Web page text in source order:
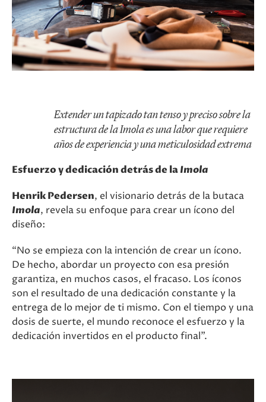
Extender un tapizado tan tenso y preciso sobre la
estructura de la Imola es una labor que requiere
años de experiencia y una meticulosidad extrema
Esfuerzo y dedicación detrás de laImola
Henrik Pedersen, el visionario detrás de la butaca
Imola, revela su enfoque para crear un ícono del
diseño:
“No se empieza con la intención de crear un ícono.
De hecho, abordar un proyecto con esa presión
garantiza, en muchos casos, el fracaso. Los íconos
son el resultado de una dedicación constante y la
entrega de lo mejor de ti mismo. Con el tiempo y una
dosis de suerte, el mundo reconoce el esfuerzo y la
dedicación invertidos en el producto final”.